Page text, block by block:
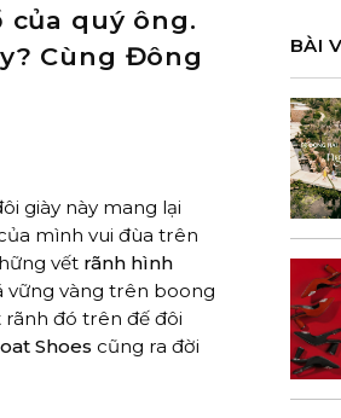
quý ông.
Cùng Đông
giày này mang lại
mình vui đùa trên
vết rãnh hình
vững vàng trên boong
đó trên đế đôi
Shoes cũng ra đời
BÀI